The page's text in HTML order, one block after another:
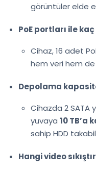
görüntüler elde
PoE portları ile
Cihaz, 16 adet
hem veri hem
Depolama
Cihazda 2 SATA
yuvaya 10 TB’a
sahip HDD
Hangi video